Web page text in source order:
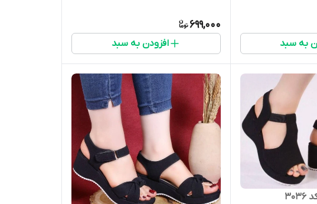
به سبد
699,000
افزودن به سبد